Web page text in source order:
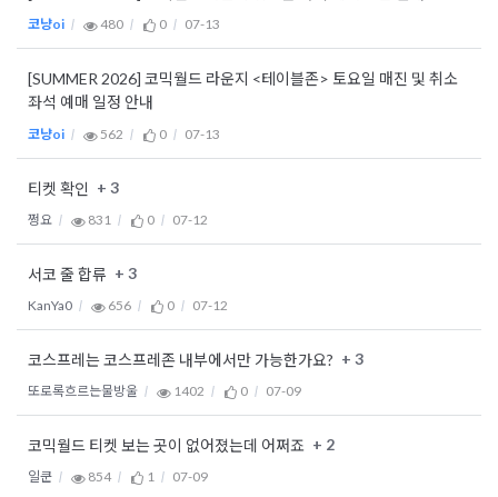
코냥oi 480 0 07-13
[SUMMER 2026] 코믹월드 라운지 <테이블존> 토요일 매진 및 취소
좌석 예매 일정 안내
코냥oi 562 0 07-13
티켓 확인 + 3
쩡요 831 0 07-12
서코 줄 합류 + 3
KanYa0 656 0 07-12
코스프레는 코스프레존 내부에서만 가능한가요? + 3
또로록흐르는물방울 1402 0 07-09
코믹월드 티켓 보는 곳이 없어졌는데 어쩌죠 + 2
일쿤 854 1 07-09